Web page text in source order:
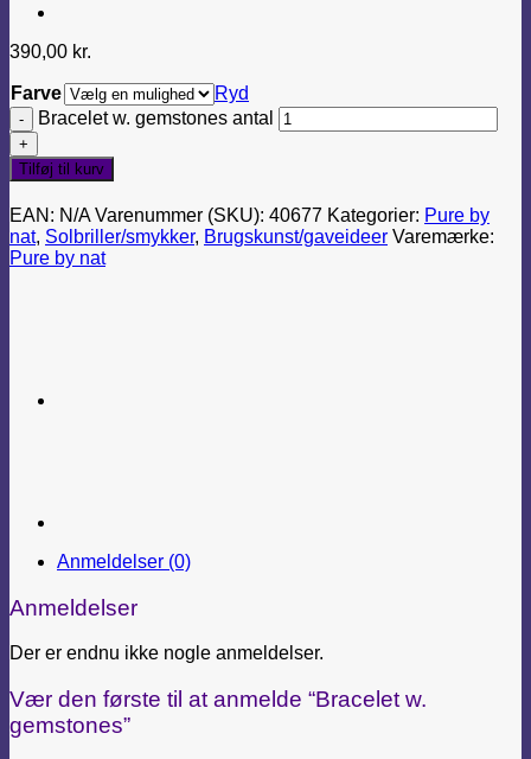
390,00 kr.
Farve
Ryd
Bracelet w. gemstones antal
Tilføj til kurv
EAN: N/A Varenummer (SKU): 40677 Kategorier: Pure by
nat, Solbriller/smykker, Brugskunst/gaveideer Varemærke:
Pure by nat
Anmeldelser (0)
Anmeldelser
Der er endnu ikke nogle anmeldelser.
Vær den første til at anmelde “Bracelet w.
gemstones”